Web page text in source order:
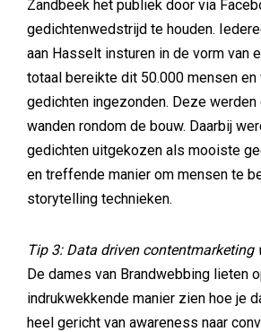
Zandbeek het publiek door via
gedichtenwedstrijd te houden.
aan Hasselt insturen in de vorm van
totaal bereikte dit 50.000 mensen
gedichten ingezonden. Deze
wanden rondom de bouw. Daarbij
gedichten uitgekozen als mooiste
en treffende manier om mensen te
storytelling technieken.
Tip 3: Data driven contentmarketing
De dames van Brandwebbing lieten
indrukwekkende manier zien hoe je
heel gericht van awareness naar